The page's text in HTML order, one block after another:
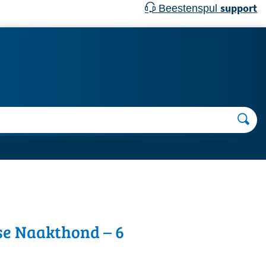
Beestenspul support
Naakthond – 6